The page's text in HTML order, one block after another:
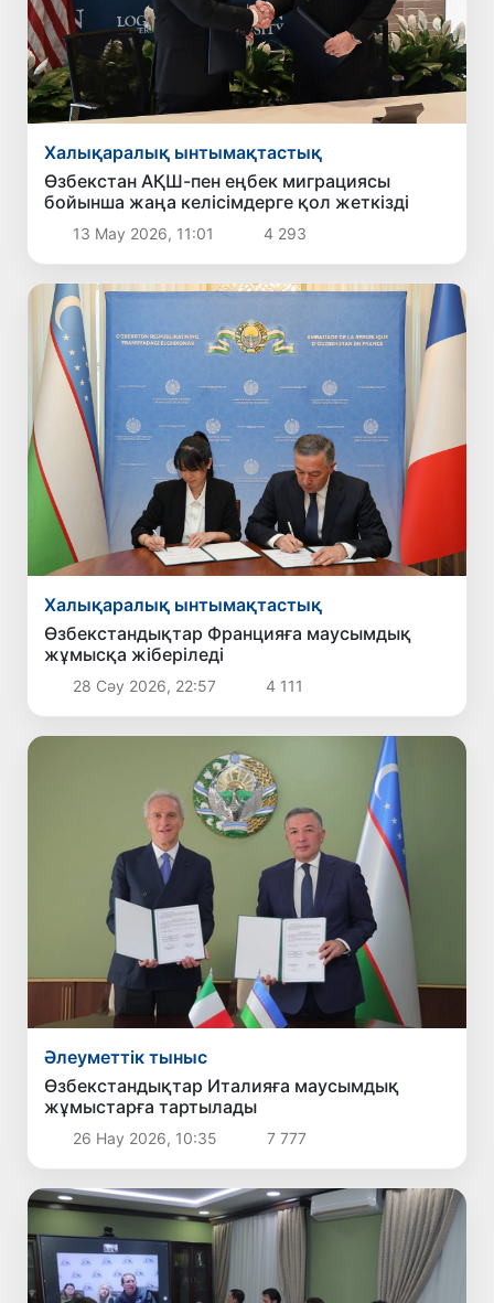
Халықаралық ынтымақтастық
Өзбекстан АҚШ-пен еңбек миграциясы
бойынша жаңа келісімдерге қол жеткізді
13 Мау 2026, 11:01 4 293
Халықаралық ынтымақтастық
Өзбекстандықтар Францияға маусымдық
жұмысқа жіберіледі
28 Сәу 2026, 22:57 4 111
Әлеуметтік тыныс
Өзбекстандықтар Италияға маусымдық
жұмыстарға тартылады
26 Нау 2026, 10:35 7 777